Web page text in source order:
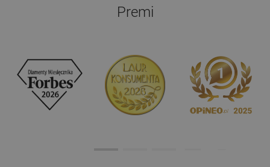
Premi